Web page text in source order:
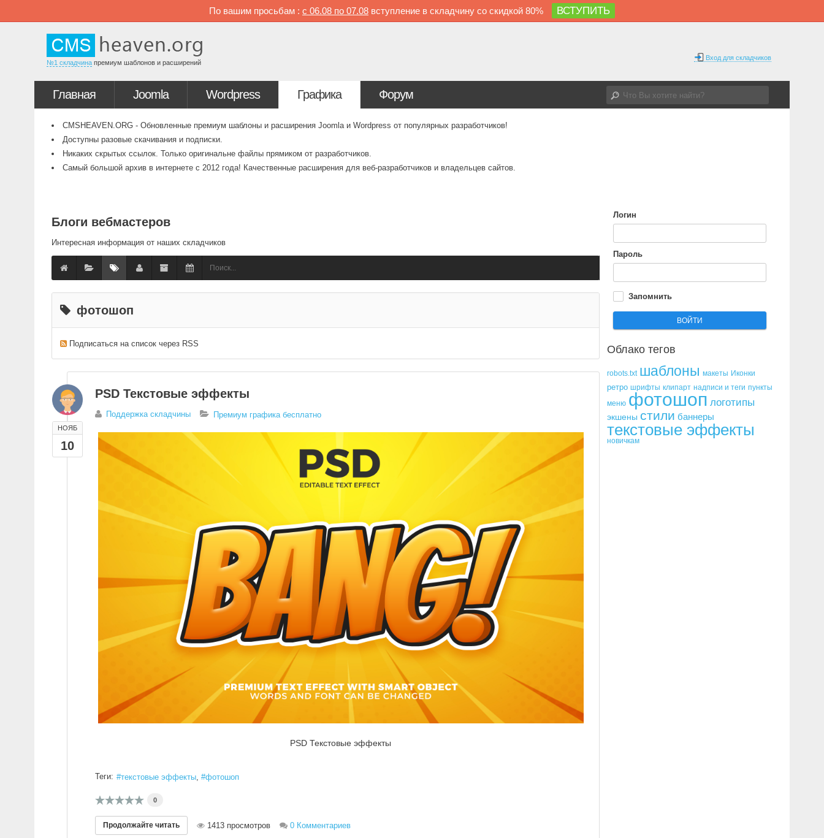
По вашим просьбам : с 06.08 по 07.08 вступление в складчину со скидкой 80% ВСТУПИТЬ
№1 складчина премиум шаблонов и расширений
Вход для складчиков
Главная Joomla Wordpress Графика Форум
CMSHEAVEN.ORG - Обновленные премиум шаблоны и расширения Joomla и Wordpress от популярных разработчиков!
Доступны разовые скачивания и подписки.
Никаких скрытых ссылок. Только оригинальне файлы прямиком от разработчиков.
Самый большой архив в интернете с 2012 года! Качественные расширения для веб-разработчиков и владельцев сайтов.
Блоги вебмастеров
Интересная информация от наших складчиков
фотошоп
Подписаться на список через RSS
НОЯБ
10
PSD Текстовые эффекты
Поддержка складчины Премиум графика бесплатно
PSD Текстовые эффекты
Теги: текстовые эффекты фотошоп
0
Продолжайте читать 1413 просмотров 0 Комментариев
Логин
Пароль
Запомнить
ВОЙТИ
Облакотегов
robots.txt шаблоны макеты Иконки
ретро шрифты клипарт надписи и теги пункты
меню фотошоп логотипы
экшены стили баннеры
текстовые эффекты
новичкам